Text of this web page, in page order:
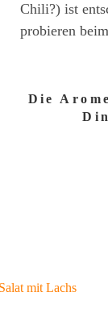
Chili?) ist
probieren
Die
mit Lachs